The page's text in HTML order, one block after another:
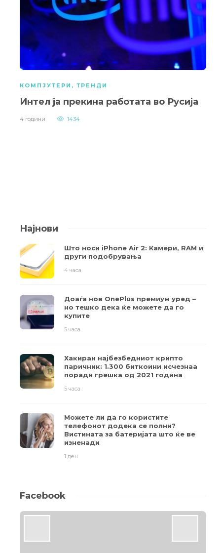
КОМПЈУТЕРИ , ТРЕНДИ
Интел ја прекина работата во Русија
4 години 1434
Најнови
Што носи iPhone Air 2: Камери, RAM и
други подобрувања
4 часа
Доаѓа нов OnePlus премиум уред –
но тешко дека ќе можете да го
купите
5 часа
Хакиран најбезбедниот крипто
паричник: 1.300 биткоини исчезнаа
поради грешка од 2021 година
5 часа
Можете ли да го користите
телефонот додека се полни?
Вистината за батеријата што ќе ве
изненади
1 ден
Facebook